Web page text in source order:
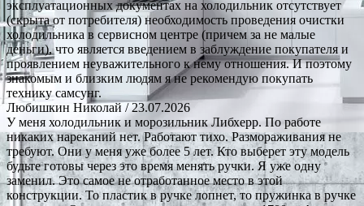
эксплуатационных документах на холодильник отсутствует
(скрыта от потребителя) необходимость проведения очистки
холодильника в сервисном центре (причем за не малые
деньги), что является введением в заблуждение покупателя и
проявлением неуважительного к нему отношения. И поэтому
знакомым и близким людям я не рекомендую покупать
технику самсунг.
Любишкин Николай / 23.07.2026
У меня холодильник и морозильник Либхерр. По работе
никаких нареканий нет. Работают тихо. Размораживания не
требуют. Они у меня уже более 5 лет. Кто выберет эту модель
будьте готовы через это время менять ручки. Я уже одну
заменил. Это самое не отработанное место в этой
конструкции. То пластик в ручке лопнет, то пружинка в ручке